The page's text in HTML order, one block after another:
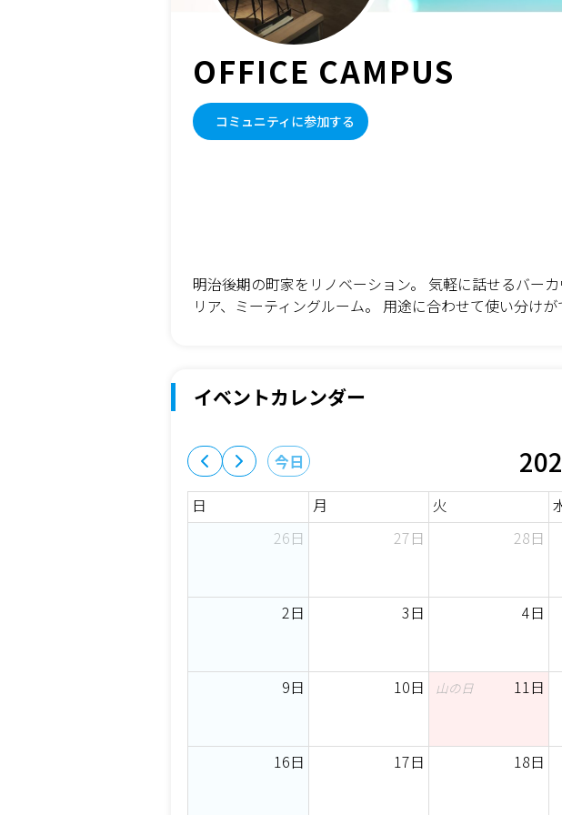
OFFICE CAMPUS
コミュニティに参加する
明治後期の町家をリノベーション。 気軽に話せるバー
リア、ミーティングルーム。 用途に合わせて使い分けが
イベントカレンダー
今日
日
月 火
26日
27日 28日
2日 3日 4日
9日 10日 11日
山の日
16日 17日 18日